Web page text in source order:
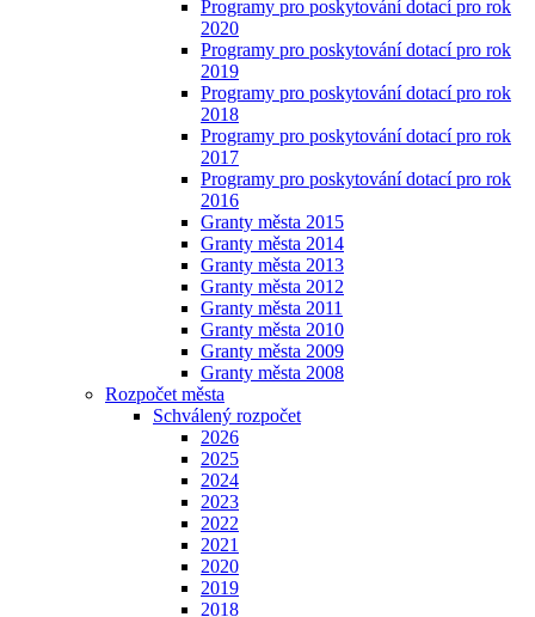
Programy pro poskytování dotací pro rok
2020
Programy pro poskytování dotací pro rok
2019
Programy pro poskytování dotací pro rok
2018
Programy pro poskytování dotací pro rok
2017
Programy pro poskytování dotací pro rok
2016
Granty města 2015
Granty města 2014
Granty města 2013
Granty města 2012
Granty města 2011
Granty města 2010
Granty města 2009
Granty města 2008
Rozpočet města
Schválený rozpočet
2026
2025
2024
2023
2022
2021
2020
2019
2018